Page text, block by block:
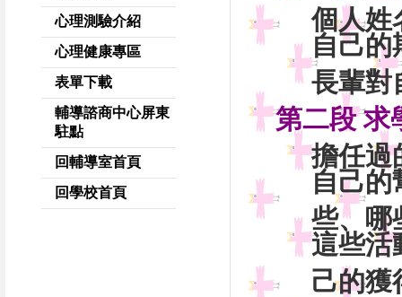
心理測驗介紹
心理健康專區
表單下載
輔導諮商中心屏東
駐點
回輔導室首頁
回學校首頁
個人姓
自己的
長輩對
第二段 求
擔任過
自己的
些、哪
這些活
己的獲